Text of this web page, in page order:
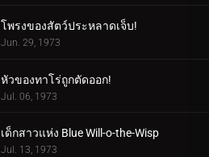
โพรงของสัตว์ประหลาดเจ็บ!
Jun. 29, 1973
หัวของทาโร่ถูกตัดออก!
Jul. 06, 1973
เด็กสาวแห่ง Blue Will-o-the-Wisp
Jul. 13, 1973